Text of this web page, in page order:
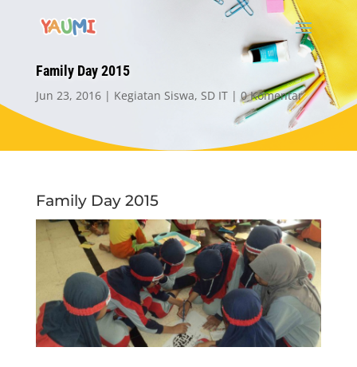
Family Day 2015
Jun 23, 2016 Kegiatan Siswa, SD IT 0 Komentar
Family Day 2015